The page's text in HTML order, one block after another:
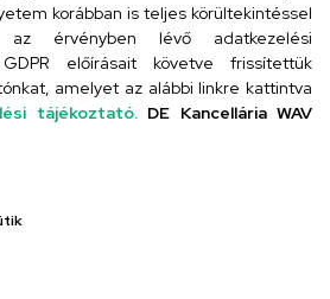
korábban is teljes körültekintéssel
az érvényben lévő adatkezelési
előírásait követve frissítettük
amelyet az alábbi linkre kattintva
tájékoztató. DE Kancellária WAV